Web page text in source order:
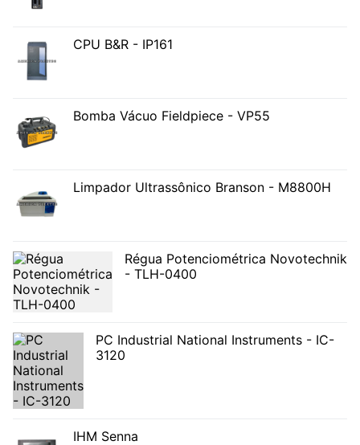
CPU B&R - IP161
Bomba Vácuo Fieldpiece - VP55
Limpador Ultrassônico Branson - M8800H
Régua Potenciométrica Novotechnik
- TLH-0400
PC Industrial National Instruments - IC-
3120
IHM Senna